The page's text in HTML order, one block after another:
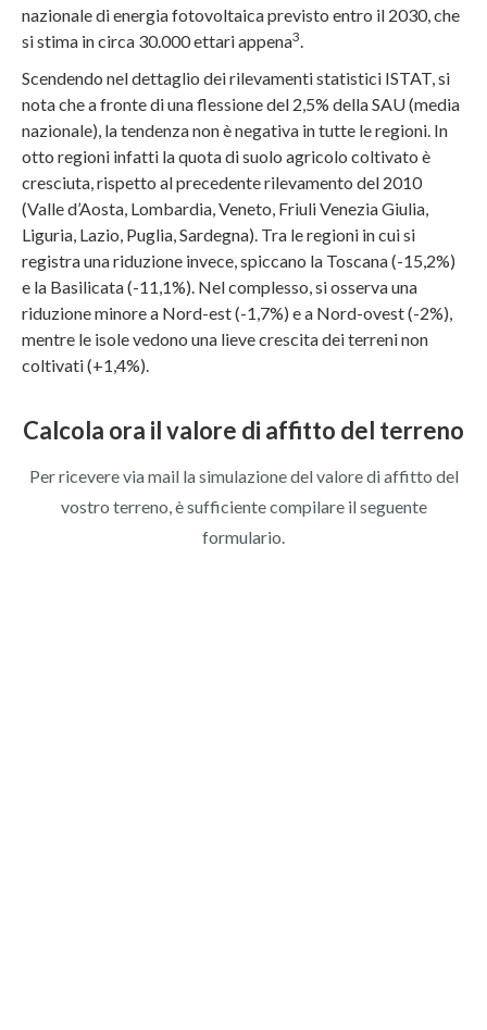
nazionale di energia fotovoltaica previsto entro il 2030, che
si stima in circa 30.000 ettari appena3
Scendendo nel dettaglio dei rilevamenti statistici ISTAT, si
nota che a fronte di una flessione del 2,5% della SAU (media
nazionale), la tendenza non è negativa in tutte le regioni. In
otto regioni infatti la quota di suolo agricolo coltivato è
cresciuta, rispetto al precedente rilevamento del 2010
(Valle d’Aosta, Lombardia, Veneto, Friuli Venezia Giulia,
Liguria, Lazio, Puglia, Sardegna). Tra le regioni in cui si
registra una riduzione invece, spiccano la Toscana (-15,2%)
e la Basilicata (-11,1%). Nel complesso, si osserva una
riduzione minore a Nord-est (-1,7%) e a Nord-ovest (-2%),
mentre le isole vedono una lieve crescita dei terreni non
coltivati (+1,4%).
Calcola ora il valore di affitto del terreno
Per ricevere via mail la simulazione del valore di affitto del
vostro terreno, è sufficiente compilare il seguente
formulario.